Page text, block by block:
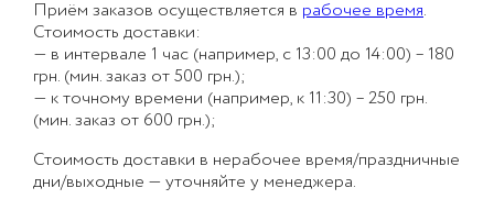
Приём заказов осуществляется в рабочее время.
Стоимость доставки:
— в интервале 1 час (например, с 13:00 до 14:00) – 180
грн. (мин. заказ от 500 грн.);
— к точному времени (например, к 11:30) – 250 грн.
(мин. заказ от 600 грн.);
Стоимость доставки в нерабочее время/праздничные
дни/выходные — уточняйте у менеджера.